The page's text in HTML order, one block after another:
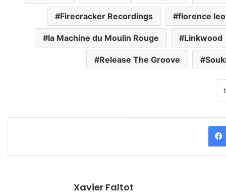
Firecracker Recordings florence
la Machine du Moulin Rouge Linkwood
Release The Groove
Xavier Faltot